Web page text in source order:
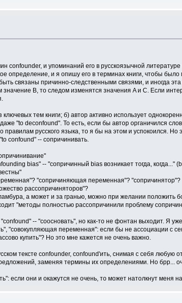
confounder, и упоминаний его в русскоязычной
определение, и я опишу его в терминах книги, чтобы
связаны причинно-следственными связями, и иногда
B, то следом изменятся значения A и C. Если
тем книги; б) автор активно использует
"to deconfound". То есть, если бы автор органичился
русского языка, то я бы на этом и успокоился.
confound" -- сопричинивать.
bias" -- "сопричинный bias возникает тогда,
"сопричиняющая переменная"? "сопричинятор"?
рассопричиняторов"?
а может и за гранью, можно при желании
"методы полностью рассопричинили проблему
-- "соосновать", но как-то не фонтан выходит. Я
"совокупляющая переменная": если бы не ассоциации с
купить"? Но это мне кажется не очень важно.
тексте confounder, confound'ить, снимая с себя любую
заменяя термины их определениями. Но брр...
если они и окажутся не очень, то может натолкнут меня